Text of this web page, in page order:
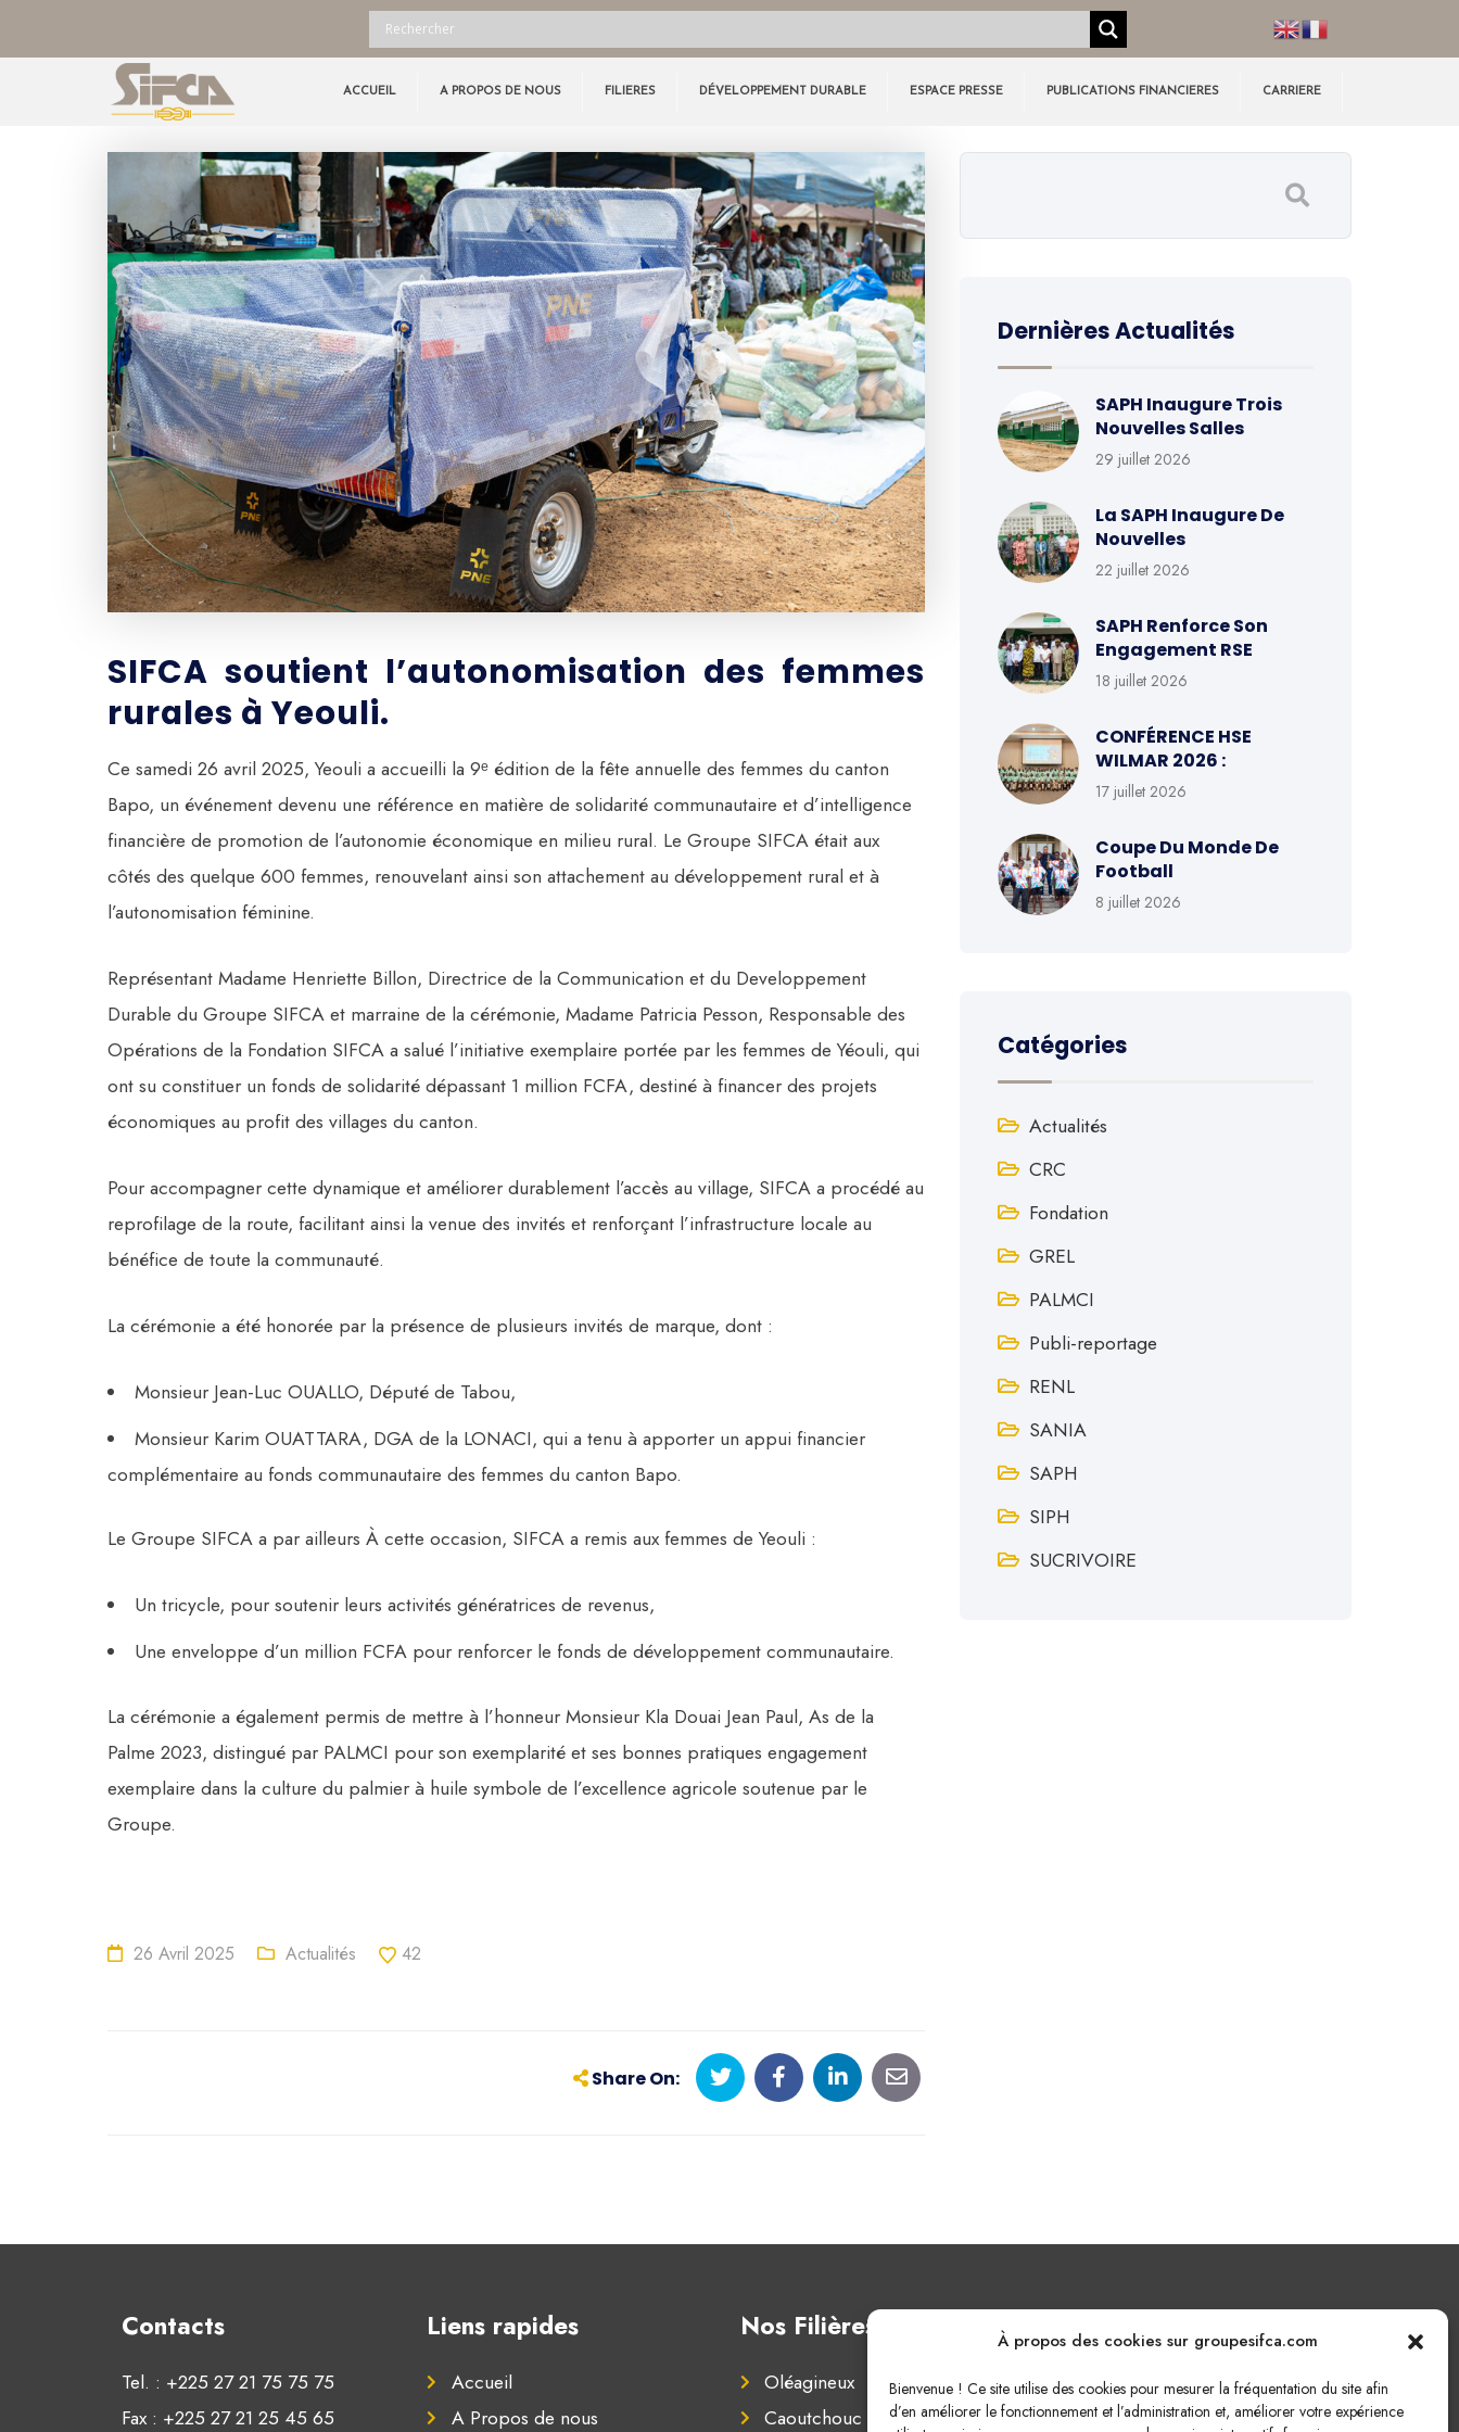
À propos des cookies sur groupesifca.com
Bienvenue ! Ce site utilise des cookies pour mesurer la fréquentation du site afin
d’en améliorer le fonctionnement et l’administration et, améliorer votre expérience
ACCUEIL A PROPOS DE NOUS FILIERES DÉVELOPPEMENT DURABLE ESPACE PRESSE PUBLICATIONS FINANCIERES CARRIERE
SIFCA soutient l’autonomisation des femmes
rurales à Yeouli.
Ce samedi 26 avril 2025, Yeouli a accueilli la 9ᵉ édition de la fête annuelle des femmes du canton
Bapo, un événement devenu une référence en matière de solidarité communautaire et d’intelligence
financière de promotion de l’autonomie économique en milieu rural. Le Groupe SIFCA était aux
côtés des quelque 600 femmes, renouvelant ainsi son attachement au développement rural et à
l’autonomisation féminine.
Représentant Madame Henriette Billon, Directrice de la Communication et du Developpement
Durable du Groupe SIFCA et marraine de la cérémonie, Madame Patricia Pesson, Responsable des
Opérations de la Fondation SIFCA a salué l’initiative exemplaire portée par les femmes de Yéouli, qui
ont su constituer un fonds de solidarité dépassant 1 million FCFA, destiné à financer des projets
économiques au profit des villages du canton.
Pour accompagner cette dynamique et améliorer durablement l’accès au village, SIFCA a procédé au
reprofilage de la route, facilitant ainsi la venue des invités et renforçant l’infrastructure locale au
bénéfice de toute la communauté.
La cérémonie a été honorée par la présence de plusieurs invités de marque, dont :
Monsieur Jean-Luc OUALLO, Député de Tabou,
Monsieur Karim OUATTARA, DGA de la LONACI, qui a tenu à apporter un appui financier
complémentaire au fonds communautaire des femmes du canton Bapo.
Le Groupe SIFCA a par ailleurs À cette occasion, SIFCA a remis aux femmes de Yeouli :
Un tricycle, pour soutenir leurs activités génératrices de revenus,
Une enveloppe d’un million FCFA pour renforcer le fonds de développement communautaire.
La cérémonie a également permis de mettre à l’honneur Monsieur Kla Douai Jean Paul, As de la
Palme 2023, distingué par PALMCI pour son exemplarité et ses bonnes pratiques engagement
exemplaire dans la culture du palmier à huile symbole de l’excellence agricole soutenue par le
Groupe.
26 Avril 2025 Actualités 42
Share On:
Dernières Actualités
SAPH Inaugure Trois
Nouvelles Salles
29 juillet 2026
La SAPH Inaugure De
Nouvelles
22 juillet 2026
SAPH Renforce Son
Engagement RSE
18 juillet 2026
CONFÉRENCE HSE
WILMAR 2026 :
17 juillet 2026
Coupe Du Monde De
Football
8 juillet 2026
Catégories
Actualités
CRC
Fondation
GREL
PALMCI
Publi-reportage
RENL
SANIA
SAPH
SIPH
SUCRIVOIRE
Contacts
Tel. : +225 27 21 75 75 75
Fax : +225 27 21 25 45 65
Liens rapides
Accueil
A Propos de nous
Nos Filières
Oléagineux
Caoutchouc naturel
Nous écrire
Cliquez ici pour nous écrire !